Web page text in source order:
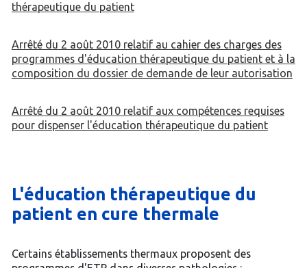
thérapeutique du patient
Arrêté du 2 août 2010 relatif au cahier des charges des
programmes d'éducation thérapeutique du patient et à la
composition du dossier de demande de leur autorisation
Arrêté du 2 août 2010 relatif aux compétences requises
pour dispenser l'éducation thérapeutique du patient
L'éducation thérapeutique du
patient en cure thermale
Certains établissements thermaux proposent des